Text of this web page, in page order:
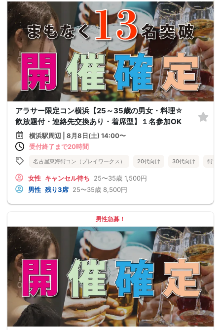
アラサー限定コン横浜【25～35歳の男女・料理☆
飲放題付・連絡先交換あり・着席型】１名参加OK
横浜駅周辺 | 8月8日(土) 14:00〜
受付終了まで20時間
名古屋東海街コン（プレイワークス） 20代向け 30代向け 街コ
女性 キャンセル待ち 25〜35歳 1,500円
男性 残り3席 25〜35歳 8,500円
男性急募！